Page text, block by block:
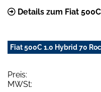
Details zum Fiat
Fiat 500C 1.0 Hybrid 70
Preis:
MWSt: